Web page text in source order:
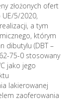
złożonych ofert
5/2020,
a tym
którym
dibutylu (DBT –
75-0 stosowany
jako jego
lakierowanej
zaoferowania